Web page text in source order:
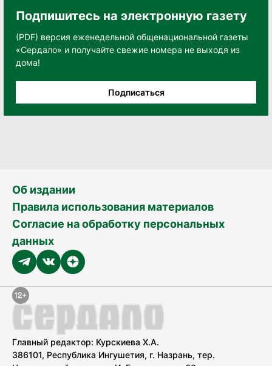
Подпишитесь на электронную газету
(PDF) версия еженедельной общенациональной газеты
«Сердало» и получайте свежие номера не выходя из
дома!
Подписаться
Об издании
Правила использования материалов
Согласие на обработку персональных
данных
Главный редактор: Курскиева Х.А.
386101, Республика Ингушетия, г. Назрань, тер.